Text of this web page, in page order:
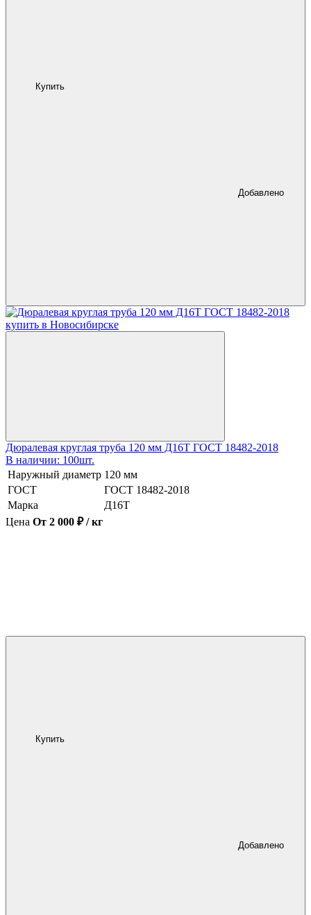
Купить
Добавлено
Дюралевая круглая труба 120 мм Д16Т ГОСТ 18482-2018
В наличии: 100шт.
Наружный диаметр 120 мм
ГОСТ
ГОСТ 18482-2018
Марка
Д16Т
Цена От 2 000 ₽ / кг
Купить
Добавлено